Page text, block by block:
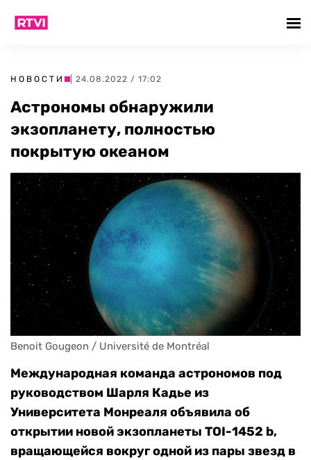
НОВОСТИ | 24.08.2022 / 17:02
Астрономы обнаружили
экзопланету, полностью
покрытую океаном
Benoit Gougeon / Université de Montréal
Международная команда астрономов под
руководством Шарля Кадье из
Университета Монреаля объявила об
открытии новой экзопланеты TOI-1452 b,
вращающейся вокруг одной из пары звезд в